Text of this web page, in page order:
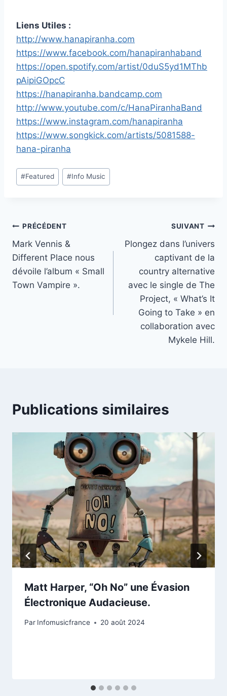
Liens Utiles :
http://www.hanapiranha.com
https://www.facebook.com/hanapiranhaband
https://open.spotify.com/artist/0duS5yd1MThb
pAipiGOpcC
https://hanapiranha.bandcamp.com
http://www.youtube.com/c/HanaPiranhaBand
https://www.instagram.com/hanapiranha
https://www.songkick.com/artists/5081588-
hana-piranha
Étiquettes
de
#Featured #Info Music
Navigation
de
l’article
PRÉCÉDENT
Mark Vennis &
Different Place nous
dévoile l’album « Small
Town Vampire ».
SUIVANT
Plongez dans l’univers
captivant de la
country alternative
avec le single de The
Project, « What’s It
Going to Take » en
collaboration avec
Mykele Hill.
Publications similaires
Matt Harper, “Oh No” une Évasion
Électronique Audacieuse.
Par Infomusicfrance 20 août 2024